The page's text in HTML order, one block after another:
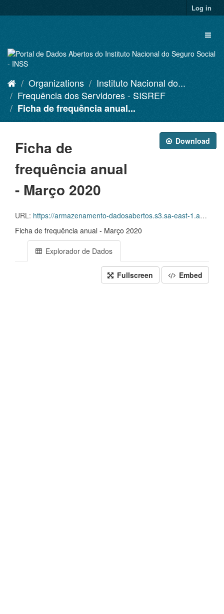
to
Log in
Organizations
Instituto Nacional do...
Frequência dos Servidores - SISREF
Ficha de frequência anual...
Download
Ficha de
frequência anual
- Março 2020
URL: https://armazenamento-dadosabertos.s3.sa-east-1.amazonaws.com/Plano+2016_2018_Grupos+de+dados/INSS+-+Frequ%C3%AAncia+dos+Servidores+-+SISREF/d-srf-fqs-003-acsinss-202003.csv
Ficha de frequência anual - Março 2020
Explorador de Dados
Fullscreen Embed